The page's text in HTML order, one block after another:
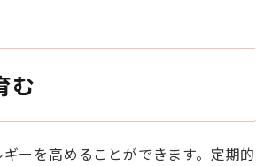
む
ーを高めることができます。定期的